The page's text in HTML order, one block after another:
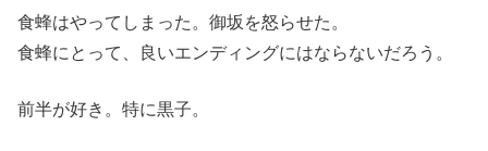
食蜂はやってしまった。御坂を怒らせた。
食蜂にとって、良いエンディングにはならないだろう。
前半が好き。特に黒子。